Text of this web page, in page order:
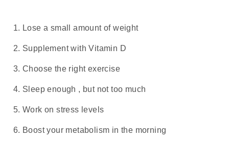
Lose a small amount of weight
Supplement with Vitamin D
Choose the right exercise
Sleep enough , but not too much
Work on stress levels
Boost your metabolism in the morning